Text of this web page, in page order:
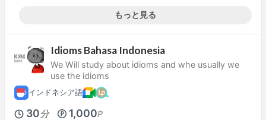
もっと見る
Idioms Bahasa Indonesia
We Will study about idioms and whe usually we
use the idioms
インドネシア語
30分 1,000P